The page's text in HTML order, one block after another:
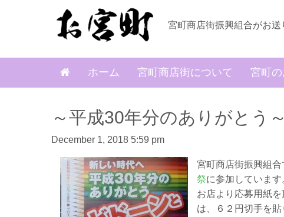
宮町商店街振興組合がお
ホーム 宮町商店街について 宮町
～平成30年分のありがとう
December 1, 2018 5:59 pm
宮町商店街振興組
祭に参加しています
お店より応募用紙
は、６２円切手を貼